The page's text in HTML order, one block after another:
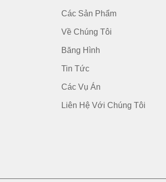
Các Sản Phẩm
Về Chúng Tôi
Băng Hình
Tin Tức
Các Vụ Án
Liên Hệ Với Chúng Tôi